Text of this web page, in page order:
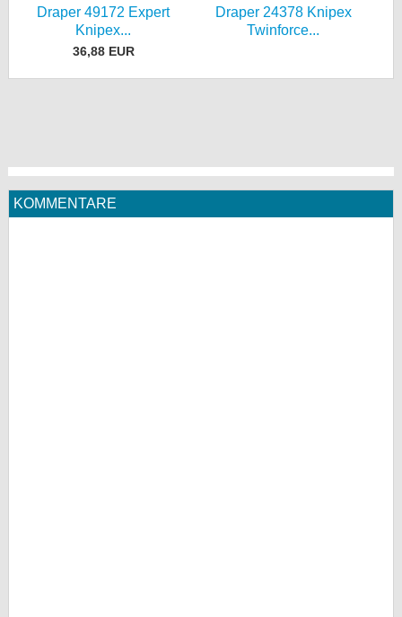
Draper 49172 Expert
Knipex...
36,88 EUR
Draper 24378 Knipex
Twinforce...
KOMMENTARE